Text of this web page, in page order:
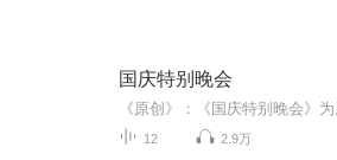
国庆特别晚会
12 2.9万